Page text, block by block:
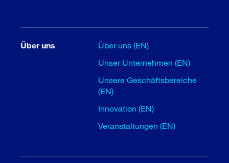
Über uns
Über uns (EN)
Unser Unternehmen (EN)
Unsere Geschäftsbereiche
(EN)
Innovation (EN)
Veranstaltungen (EN)